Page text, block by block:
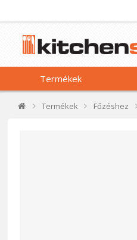
Termékek
Termékek Főzéshez